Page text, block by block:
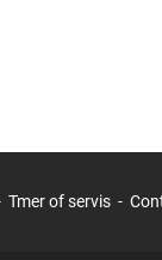
Tmer of servis